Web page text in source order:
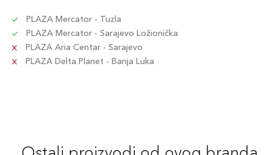
57 Push Up
Gloss
Šifra artikla
8017834872767
PLAZA Mercator - Tuzla
PLAZA Mercator - Sarajevo Ložionička
PLAZA Aria Centar - Sarajevo
PLAZA Delta Planet - Banja Luka